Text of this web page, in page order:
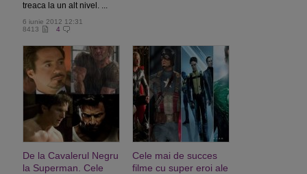
treaca la un alt nivel. ...
6 iunie 2012 12:31
8413
4
De la Cavalerul Negru
la Superman. Cele
Cele mai de succes
filme cu super eroi ale